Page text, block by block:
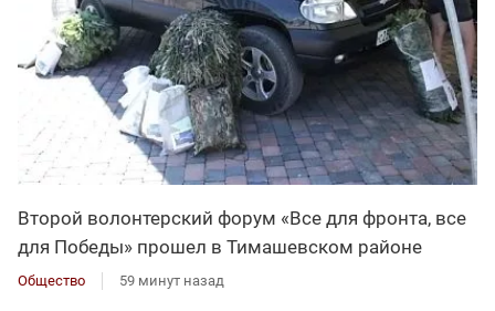
Второй волонтерский форум «Все для фронта, все
для Победы» прошел в Тимашевском районе
Общество 59 минут назад